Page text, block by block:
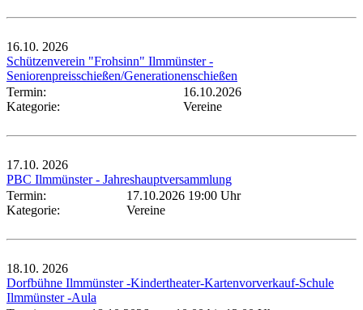
16.10. 2026
Schützenverein "Frohsinn" Ilmmünster -
Seniorenpreisschießen/Generationenschießen
Termin:
16.10.2026
Kategorie:
Vereine
17.10. 2026
PBC Ilmmünster - Jahreshauptversammlung
Termin:
17.10.2026 19:00 Uhr
Kategorie:
Vereine
18.10. 2026
Dorfbühne Ilmmünster -Kindertheater-Kartenvorverkauf-Schule
Ilmmünster -Aula